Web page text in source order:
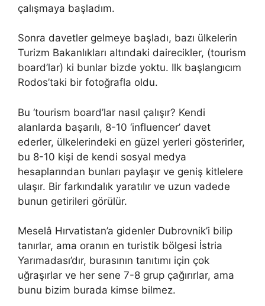
çalışmaya başladım.
Sonra davetler gelmeye başladı, bazı ülkelerin
Turizm Bakanlıkları altındaki dairecikler, (tourism
board’lar) ki bunlar bizde yoktu. Ilk başlangıcım
Rodos’taki bir fotoğrafla oldu.
Bu ‘tourism board’lar nasıl çalışır? Kendi
alanlarda başarılı, 8-10 ‘influencer’ davet
ederler, ülkelerindeki en güzel yerleri gösterirler,
bu 8-10 kişi de kendi sosyal medya
hesaplarından bunları paylaşır ve geniş kitlelere
ulaşır. Bir farkındalık yaratılır ve uzun vadede
bunun getirileri görülür.
Meselâ Hırvatistan’a gidenler Dubrovnik’i bilip
tanırlar, ama oranın en turistik bölgesi İstria
Yarımadası’dır, burasının tanıtımı için çok
uğraşırlar ve her sene 7-8 grup çağırırlar, ama
bunu bizim burada kimse bilmez.